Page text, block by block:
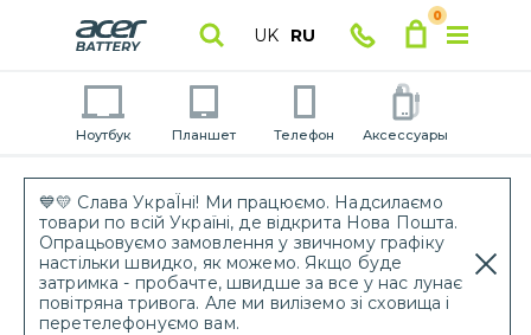
💙💛 Слава УкраЇні! Ми працюємо. Надсилаємо
товари по всій Україні, де відкрита Нова Пошта.
Опрацьовуємо замовлення у звичному графіку
настільки швидко, як можемо. Якщо буде
затримка - пробачте, швидше за все у нас лунає
повітряна тривога. Але ми виліземо зі сховища і
перетелефонуємо вам.
UK RU
0
Ноутбук Планшет Телефон Аксессуары